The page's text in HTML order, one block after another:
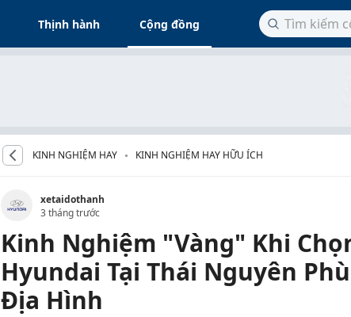
Thịnh hành Cộng đồng
KINH NGHIỆM HAY KINH NGHIỆM HAY HỮU ÍCH
xetaidothanh
3 tháng trước
Kinh Nghiệm "Vàng" Khi
Hyundai Tại Thái Nguyên
Địa Hình